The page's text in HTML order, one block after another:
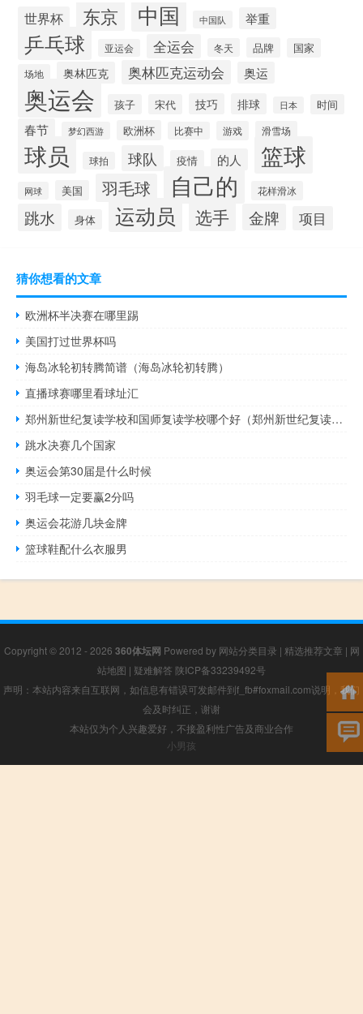
世界杯 东京 中国 中国队 举重
乒乓球 亚运会 全运会 冬天 品牌 国家
场地 奥林匹克 奥林匹克运动会 奥运
奥运会 孩子 宋代 技巧 排球 日本 时间
春节 梦幻西游 欧洲杯 比赛中 游戏 滑雪场
球员 球拍 球队 疫情 的人 篮球
网球 美国 羽毛球 自己的 花样滑冰
跳水 身体 运动员 选手 金牌 项目
猜你想看的文章
欧洲杯半决赛在哪里踢
美国打过世界杯吗
海岛冰轮初转腾简谱（海岛冰轮初转腾）
直播球赛哪里看球址汇
郑州新世纪复读学校和国师复读学校哪个好（郑州新世纪复读学校）
跳水决赛几个国家
奥运会第30届是什么时候
羽毛球一定要赢2分吗
奥运会花游几块金牌
篮球鞋配什么衣服男
Copyright © 2012 - 2026 360体坛网 Powered by 网站分类目录 | 精选推荐文章 | 网
站地图 | 疑难解答 陕ICP备33239492号
声明：本站内容来自互联网，如信息有错误可发邮件到f_fb#foxmail.com说明，我们
会及时纠正，谢谢
本站仅为个人兴趣爱好，不接盈利性广告及商业合作
小男孩